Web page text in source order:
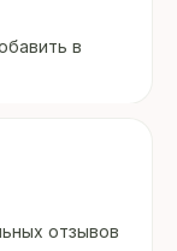
в
отзывов